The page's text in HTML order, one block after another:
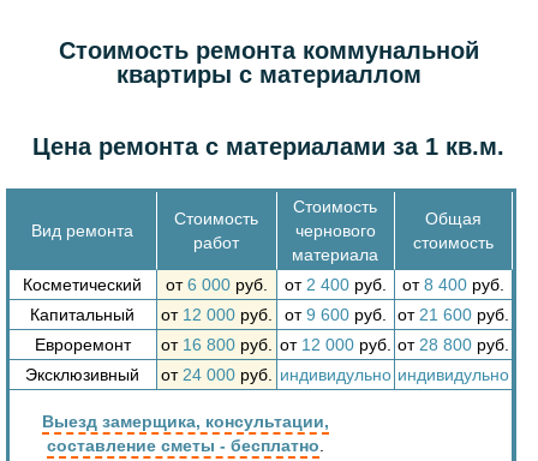
Стоимость ремонта коммунальной
квартиры с материаллом
Цена ремонта с материалами за 1 кв.м.
Вид ремонта
Стоимость
работ
Стоимость
чернового
материала
Общая
стоимость
Косметический от6 000руб. от 2 400руб. от8 400руб.
Капитальный
от 12 000руб. от9 600руб. от 21 600руб.
Евроремонт
от 16 800руб. от 12 000руб. от 28 800руб.
Эксклюзивный
от 24 000руб. индивидульно индивидульно
Выезд замерщика, консультации,
составление сметы - бесплатно